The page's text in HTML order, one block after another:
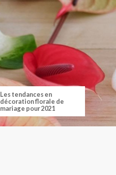
Les tendances en
décoration florale de
mariage pour 2021